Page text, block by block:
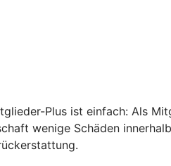
Plus ist einfach: Als
wenige Schäden